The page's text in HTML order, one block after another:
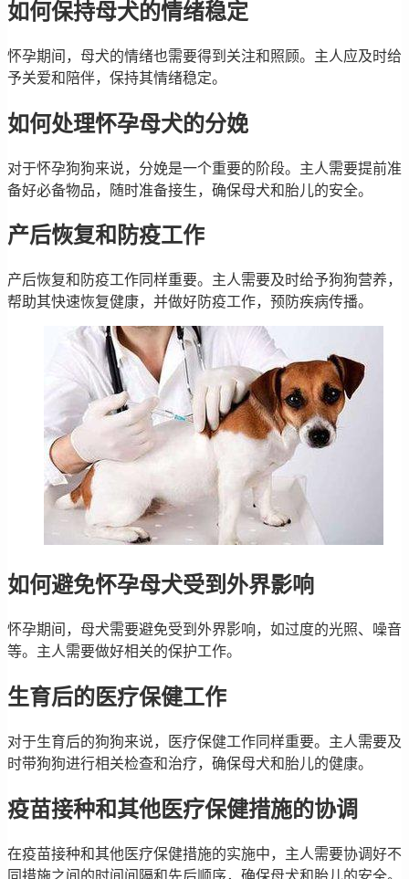
如何保持母犬的情绪稳定
怀孕期间，母犬的情绪也需要得到关注和照顾。主人应及时给
予关爱和陪伴，保持其情绪稳定。
如何处理怀孕母犬的分娩
对于怀孕狗狗来说，分娩是一个重要的阶段。主人需要提前准
备好必备物品，随时准备接生，确保母犬和胎儿的安全。
产后恢复和防疫工作
产后恢复和防疫工作同样重要。主人需要及时给予狗狗营养，
帮助其快速恢复健康，并做好防疫工作，预防疾病传播。
如何避免怀孕母犬受到外界影响
怀孕期间，母犬需要避免受到外界影响，如过度的光照、噪音
等。主人需要做好相关的保护工作。
生育后的医疗保健工作
对于生育后的狗狗来说，医疗保健工作同样重要。主人需要及
时带狗狗进行相关检查和治疗，确保母犬和胎儿的健康。
疫苗接种和其他医疗保健措施的协调
在疫苗接种和其他医疗保健措施的实施中，主人需要协调好不
同措施之间的时间间隔和先后顺序，确保母犬和胎儿的安全。